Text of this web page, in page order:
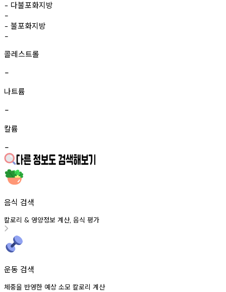
- 다불포화지방
-
- 불포화지방
-
콜레스트롤
-
나트륨
-
칼륨
-
음식 검색
칼로리 & 영양정보 계산, 음식 평가
운동 검색
체중을 반영한 예상 소모 칼로리 계산